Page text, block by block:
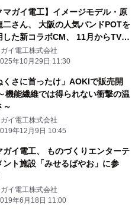
マガイ電工】イメージモデル・原
二さん、 大阪の人気バンドPOTを
した新コラボCM、 11月からTV、
のビジョン広告、YouTubeで順次
開始！ 「沸いてるか～い！！」
イ電工株式会社
年10月29日 11:30
くさに首ったけ」AOKIで販売開
機能繊維では得られない衝撃の温
～
イ電工株式会社
年12月9日 10:45
ガイ電工、 ものづくりエンターテ
ント施設「みせるばやお」に参
イ電工株式会社
年6月18日 11:00